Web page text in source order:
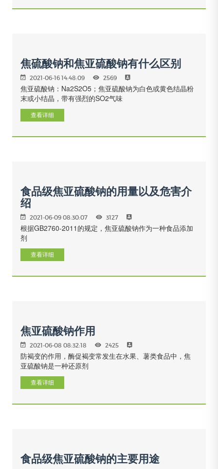
焦硫酸钠和焦亚硫酸钠有什么区别
2021-06-16 14:48:09 2569
焦亚硫酸钠：Na2S2O5；焦亚硫酸钠为白色或黄色结晶粉
末或小结晶，带有强烈的SO2气味
查看详细
食品级焦亚硫酸钠的用量以及危害介
绍
2021-06-09 08:30:07 3127
根据GB2760-2011的规定，焦亚硫酸钠作为一种食品添加
剂
查看详细
焦亚硫酸钠作用
2021-06-08 08:32:18 2425
防褐变的作用，酶促褐变常发生在水果、薯类食品中，焦
亚硫酸钠是一种还原剂
查看详细
食品级焦亚硫酸钠的主要用途